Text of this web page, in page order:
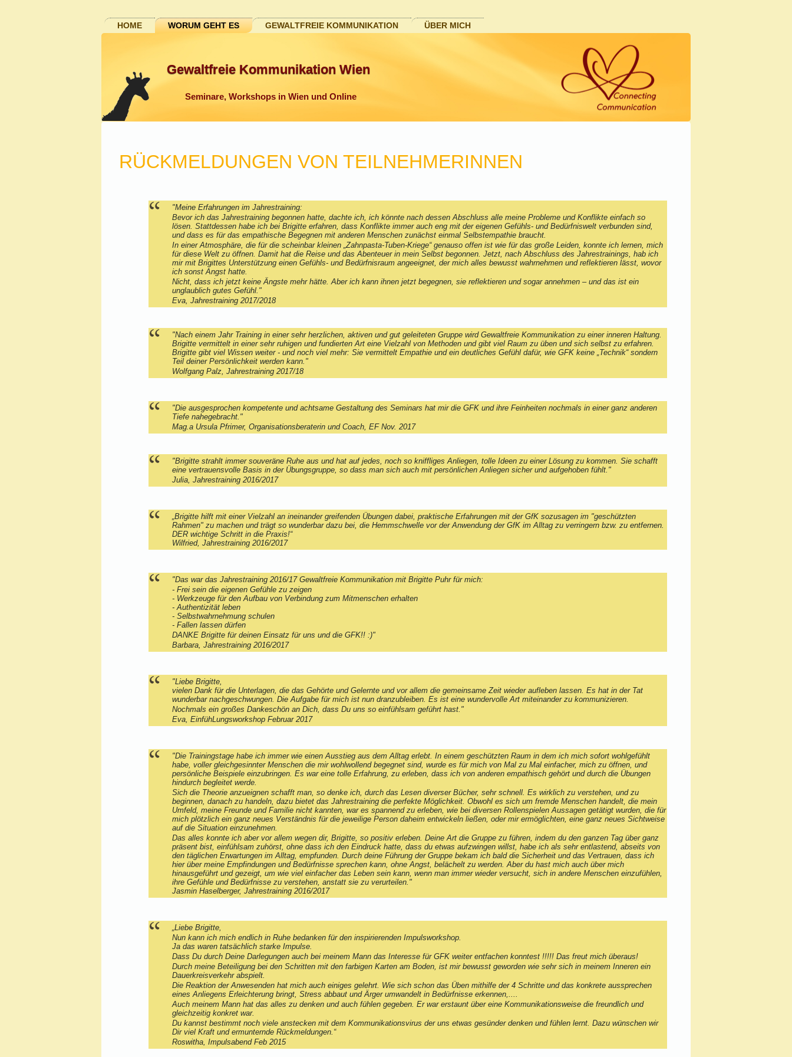
HOME WORUM GEHT ES GEWALTFREIE KOMMUNIKATION ÜBER MICH
Gewaltfreie Kommunikation Wien
Seminare, Workshops in Wien und Online
RÜCKMELDUNGEN VON TEILNEHMERINNEN
"Meine Erfahrungen im Jahrestraining:
Bevor ich das Jahrestraining begonnen hatte, dachte ich, ich könnte nach dessen Abschluss alle meine Probleme und Konflikte einfach so
lösen. Stattdessen habe ich bei Brigitte erfahren, dass Konflikte immer auch eng mit der eigenen Gefühls- und Bedürfniswelt verbunden sind,
und dass es für das empathische Begegnen mit anderen Menschen zunächst einmal Selbstempathie braucht.
In einer Atmosphäre, die für die scheinbar kleinen „Zahnpasta-Tuben-Kriege“ genauso offen ist wie für das große Leiden, konnte ich lernen, mich
für diese Welt zu öffnen. Damit hat die Reise und das Abenteuer in mein Selbst begonnen. Jetzt, nach Abschluss des Jahrestrainings, hab ich
mir mit Brigittes Unterstützung einen Gefühls- und Bedürfnisraum angeeignet, der mich alles bewusst wahrnehmen und reflektieren lässt, wovor
ich sonst Angst hatte.
Nicht, dass ich jetzt keine Ängste mehr hätte. Aber ich kann ihnen jetzt begegnen, sie reflektieren und sogar annehmen – und das ist ein
unglaublich gutes Gefühl."
Eva, Jahrestraining 2017/2018
"Nach einem Jahr Training in einer sehr herzlichen, aktiven und gut geleiteten Gruppe wird Gewaltfreie Kommunikation zu einer inneren Haltung.
Brigitte vermittelt in einer sehr ruhigen und fundierten Art eine Vielzahl von Methoden und gibt viel Raum zu üben und sich selbst zu erfahren.
Brigitte gibt viel Wissen weiter - und noch viel mehr: Sie vermittelt Empathie und ein deutliches Gefühl dafür, wie GFK keine „Technik“ sondern
Teil deiner Persönlichkeit werden kann."
Wolfgang Palz, Jahrestraining 2017/18
"Die ausgesprochen kompetente und achtsame Gestaltung des Seminars hat mir die GFK und ihre Feinheiten nochmals in einer ganz anderen
Tiefe nahegebracht."
Mag.a Ursula Pfrimer, Organisationsberaterin und Coach, EF Nov. 2017
"Brigitte strahlt immer souveräne Ruhe aus und hat auf jedes, noch so kniffliges Anliegen, tolle Ideen zu einer Lösung zu kommen. Sie schafft
eine vertrauensvolle Basis in der Übungsgruppe, so dass man sich auch mit persönlichen Anliegen sicher und aufgehoben fühlt."
Julia, Jahrestraining 2016/2017
„Brigitte hilft mit einer Vielzahl an ineinander greifenden Übungen dabei, praktische Erfahrungen mit der GfK sozusagen im "geschützten
Rahmen" zu machen und trägt so wunderbar dazu bei, die Hemmschwelle vor der Anwendung der GfK im Alltag zu verringern bzw. zu entfernen.
DER wichtige Schritt in die Praxis!“
Wilfried, Jahrestraining 2016/2017
"Das war das Jahrestraining 2016/17 Gewaltfreie Kommunikation mit Brigitte Puhr für mich:
- Frei sein die eigenen Gefühle zu zeigen
- Werkzeuge für den Aufbau von Verbindung zum Mitmenschen erhalten
- Authentizität leben
- Selbstwahrnehmung schulen
- Fallen lassen dürfen
DANKE Brigitte für deinen Einsatz für uns und die GFK!! :)"
Barbara, Jahrestraining 2016/2017
"Liebe Brigitte,
vielen Dank für die Unterlagen, die das Gehörte und Gelernte und vor allem die gemeinsame Zeit wieder aufleben lassen. Es hat in der Tat
wunderbar nachgeschwungen. Die Aufgabe für mich ist nun dranzubleiben. Es ist eine wundervolle Art miteinander zu kommunizieren.
Nochmals ein großes Dankeschön an Dich, dass Du uns so einfühlsam geführt hast."
Eva, EinfühLungsworkshop Februar 2017
"Die Trainingstage habe ich immer wie einen Ausstieg aus dem Alltag erlebt. In einem geschützten Raum in dem ich mich sofort wohlgefühlt
habe, voller gleichgesinnter Menschen die mir wohlwollend begegnet sind, wurde es für mich von Mal zu Mal einfacher, mich zu öffnen, und
persönliche Beispiele einzubringen. Es war eine tolle Erfahrung, zu erleben, dass ich von anderen empathisch gehört und durch die Übungen
hindurch begleitet werde.
Sich die Theorie anzueignen schafft man, so denke ich, durch das Lesen diverser Bücher, sehr schnell. Es wirklich zu verstehen, und zu
beginnen, danach zu handeln, dazu bietet das Jahrestraining die perfekte Möglichkeit. Obwohl es sich um fremde Menschen handelt, die mein
Umfeld, meine Freunde und Familie nicht kannten, war es spannend zu erleben, wie bei diversen Rollenspielen Aussagen getätigt wurden, die für
mich plötzlich ein ganz neues Verständnis für die jeweilige Person daheim entwickeln ließen, oder mir ermöglichten, eine ganz neues Sichtweise
auf die Situation einzunehmen.
Das alles konnte ich aber vor allem wegen dir, Brigitte, so positiv erleben. Deine Art die Gruppe zu führen, indem du den ganzen Tag über ganz
präsent bist, einfühlsam zuhörst, ohne dass ich den Eindruck hatte, dass du etwas aufzwingen willst, habe ich als sehr entlastend, abseits von
den täglichen Erwartungen im Alltag, empfunden. Durch deine Führung der Gruppe bekam ich bald die Sicherheit und das Vertrauen, dass ich
hier über meine Empfindungen und Bedürfnisse sprechen kann, ohne Angst, belächelt zu werden. Aber du hast mich auch über mich
hinausgeführt und gezeigt, um wie viel einfacher das Leben sein kann, wenn man immer wieder versucht, sich in andere Menschen einzufühlen,
ihre Gefühle und Bedürfnisse zu verstehen, anstatt sie zu verurteilen."
Jasmin Haselberger, Jahrestraining 2016/2017
„Liebe Brigitte,
Nun kann ich mich endlich in Ruhe bedanken für den inspirierenden Impulsworkshop.
Ja das waren tatsächlich starke Impulse.
Dass Du durch Deine Darlegungen auch bei meinem Mann das Interesse für GFK weiter entfachen konntest !!!!! Das freut mich überaus!
Durch meine Beteiligung bei den Schritten mit den farbigen Karten am Boden, ist mir bewusst geworden wie sehr sich in meinem Inneren ein
Dauerkreisverkehr abspielt.
Die Reaktion der Anwesenden hat mich auch einiges gelehrt. Wie sich schon das Üben mithilfe der 4 Schritte und das konkrete aussprechen
eines Anliegens Erleichterung bringt, Stress abbaut und Ärger umwandelt in Bedürfnisse erkennen,....
Auch meinem Mann hat das alles zu denken und auch fühlen gegeben. Er war erstaunt über eine Kommunikationsweise die freundlich und
gleichzeitig konkret war.
Du kannst bestimmt noch viele anstecken mit dem Kommunikationsvirus der uns etwas gesünder denken und fühlen lernt. Dazu wünschen wir
Dir viel Kraft und ermunternde Rückmeldungen.“
Roswitha, Impulsabend Feb 2015